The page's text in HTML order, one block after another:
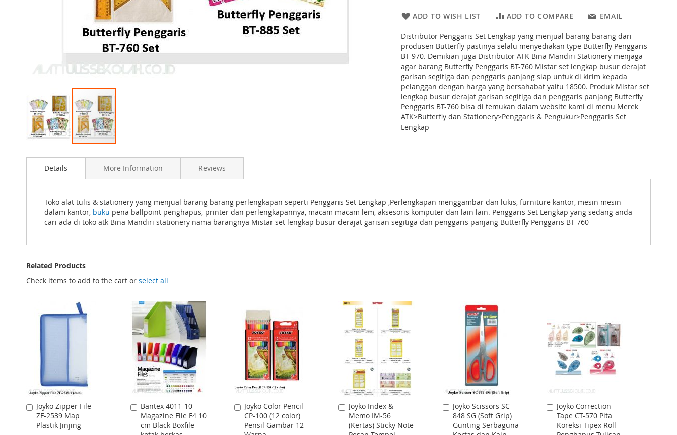
ADD TO WISH LIST ADD TO COMPARE EMAIL
Distributor Penggaris Set Lengkap yang menjual barang barang dari
produsen Butterfly pastinya selalu menyediakan type Butterfly Penggaris
BT-970. Demikian juga Distributor ATK Bina Mandiri Stationery menjaga
agar barang Butterfly Penggaris BT-760 Mistar set lengkap busur derajat
garisan segitiga dan penggaris panjang siap untuk di kirim kepada
pelanggan dengan harga yang bersahabat yaitu 18500. Produk Mistar set
lengkap busur derajat garisan segitiga dan penggaris panjang Butterfly
Penggaris BT-760 bisa di temukan dalam website kami di menu Merek
ATK>Butterfly dan Stationery>Penggaris & Pengukur>Penggaris Set
Lengkap
to
images
gallery
Details
Toko alat tulis & stationery yang menjual barang barang perlengkapan seperti Penggaris Set Lengkap ,Perlengkapan menggambar dan lukis, furniture kantor, mesin mesin
dalam kantor, buku pena ballpoint penghapus, printer dan perlengkapannya, macam macam lem, aksesoris komputer dan lain lain. Penggaris Set Lengkap yang sedang anda
cari ada di toko atk Bina Mandiri stationery nama barangnya Mistar set lengkap busur derajat garisan segitiga dan penggaris panjang Butterfly Penggaris BT-760
More Information Reviews
Related Products
Check items to add to the cart or select all
Joyko Zipper File
ZF-2539 Map
Plastik Jinjing
Add
to
Cart
Bantex 4011-10
Magazine File F4 10
cm Black Boxfile
Add
to
Cart
Joyko Color Pencil
CP-100 (12 color)
Pensil Gambar 12
Add
to
Cart
Joyko Index &
Memo IM-56
(Kertas) Sticky Note
Add
to
Cart
Joyko Scissors SC-
848 SG (Soft Grip)
Gunting Serbaguna
Add
to
Cart
Joyko Correction
Tape CT-570 Pita
Koreksi Tipex Roll
Add
to
Cart